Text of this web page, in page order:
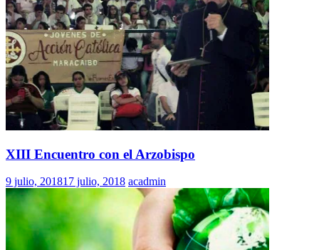
XIII Encuentro con el Arzobispo
9 julio, 201817 julio, 2018 acadmin